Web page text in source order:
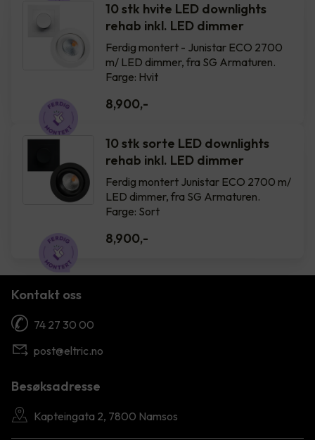
10 stk hvite LED downlights
rehab inkl. LED dimmer
Ferdig montert - Junistar ECO 2700
m/ LED dimmer, fra SG Armaturen.
Farge: Hvit
8,900,-
10 stk sorte LED downlights
rehab inkl. LED dimmer
Ferdig montert Junistar ECO 2700 m/
LED dimmer, fra SG Armaturen.
Farge: Sort
8,900,-
Kontakt oss
74 27 30 00
post@eltric.no
Besøksadresse
Kapteingata 2, 7800 Namsos